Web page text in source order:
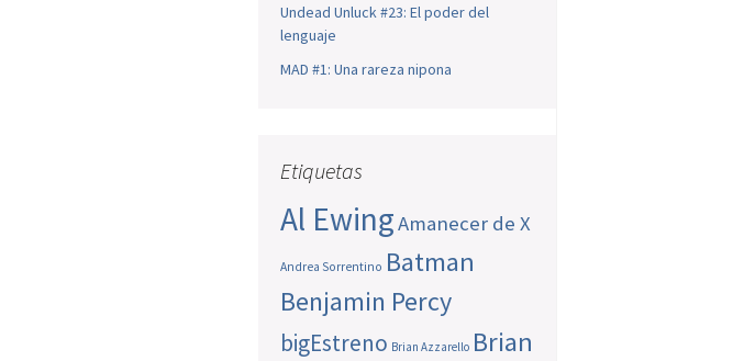
Undead Unluck #23: El poder del
lenguaje
MAD #1: Una rareza nipona
Etiquetas
Al EwingAmanecer de X
Andrea Sorrentino Batman
Benjamin Percy
bigEstreno Brian Azzarello Brian